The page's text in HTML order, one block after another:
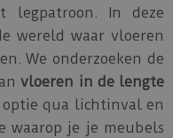
legpatroon. In deze
wereld waar vloeren
We onderzoeken de
vloeren in de lengte
optie qua lichtinval en
waarop je je meubels